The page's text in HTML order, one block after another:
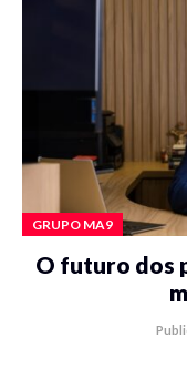
GRUPO MA9
O futuro dos